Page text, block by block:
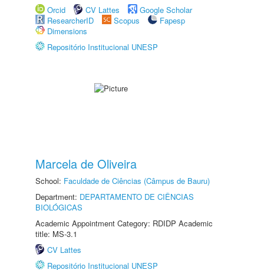
Orcid
CV Lattes
Google Scholar
ResearcherID
Scopus
Fapesp
Dimensions
Repositório Institucional UNESP
Marcela de Oliveira
School: Faculdade de Ciências (Câmpus de Bauru)
Department: DEPARTAMENTO DE CIÊNCIAS
BIOLÓGICAS
Academic Appointment Category: RDIDP Academic
title: MS-3.1
CV Lattes
Repositório Institucional UNESP